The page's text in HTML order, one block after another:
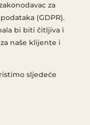
za
(GDPR).
bi biti čitljiva i
naše klijente i
sljedeće